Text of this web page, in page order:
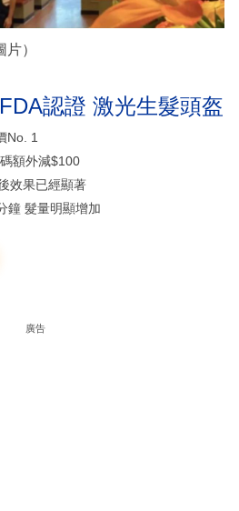
）
認證 激光生髮頭盔
No. 1
額外減$100
效果已經顯著
鐘 髮量明顯增加
廣告